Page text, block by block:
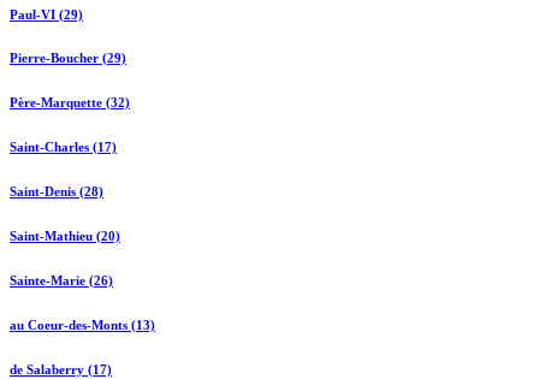
Paul-VI (29)
Pierre-Boucher (29)
Père-Marquette (32)
Saint-Charles (17)
Saint-Denis (28)
Saint-Mathieu (20)
Sainte-Marie (26)
au Coeur-des-Monts (13)
de Salaberry (17)